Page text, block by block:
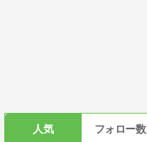
人気 フォロー数